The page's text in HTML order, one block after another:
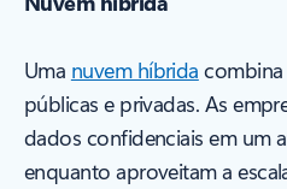
Uma nuvem híbrida combina
públicas e privadas. As
dados confidenciais em um
enquanto aproveitam a